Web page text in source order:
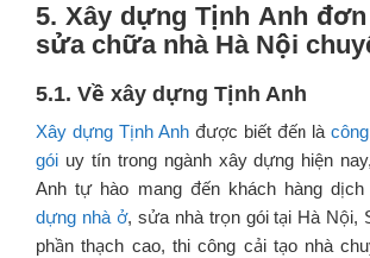
5. Xây dựng Tịnh Anh
sửa chữa nhà Hà Nội
5.1. Về xây dựng Tịnh Anh
Xây dựng Tịnh Anhđược biết đến là
gói uy tín trong ngành xây dựng hiện
Anh tự hào mang đến khách hàng dịch
dựng nhà ở, sửa nhà trọn gói tại Hà Nội,
phần thạch cao, thi công cải tạo nhà